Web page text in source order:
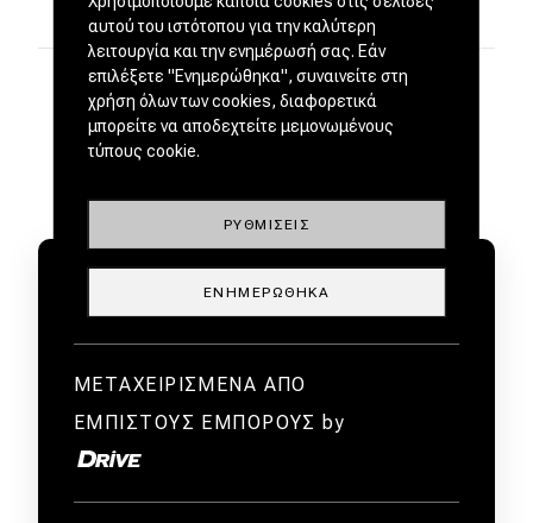
ΜΕΤΑΧΕΙΡΙΣΜΕΝΑ ΑΠΟ
ΕΜΠΙΣΤΟΥΣ ΕΜΠΟΡΟΥΣ by
αυτού του ιστότοπου για την καλύτερη
λειτουργία και την ενημέρωσή σας. Εάν
επιλέξετε "Ενημερώθηκα", συναινείτε στη
χρήση όλων των cookies, διαφορετικά
μπορείτε να αποδεχτείτε μεμονωμένους
τύπους cookie.
ΡΥΘΜΊΣΕΙΣ
ΕΝΗΜΕΡΏΘΗΚΑ